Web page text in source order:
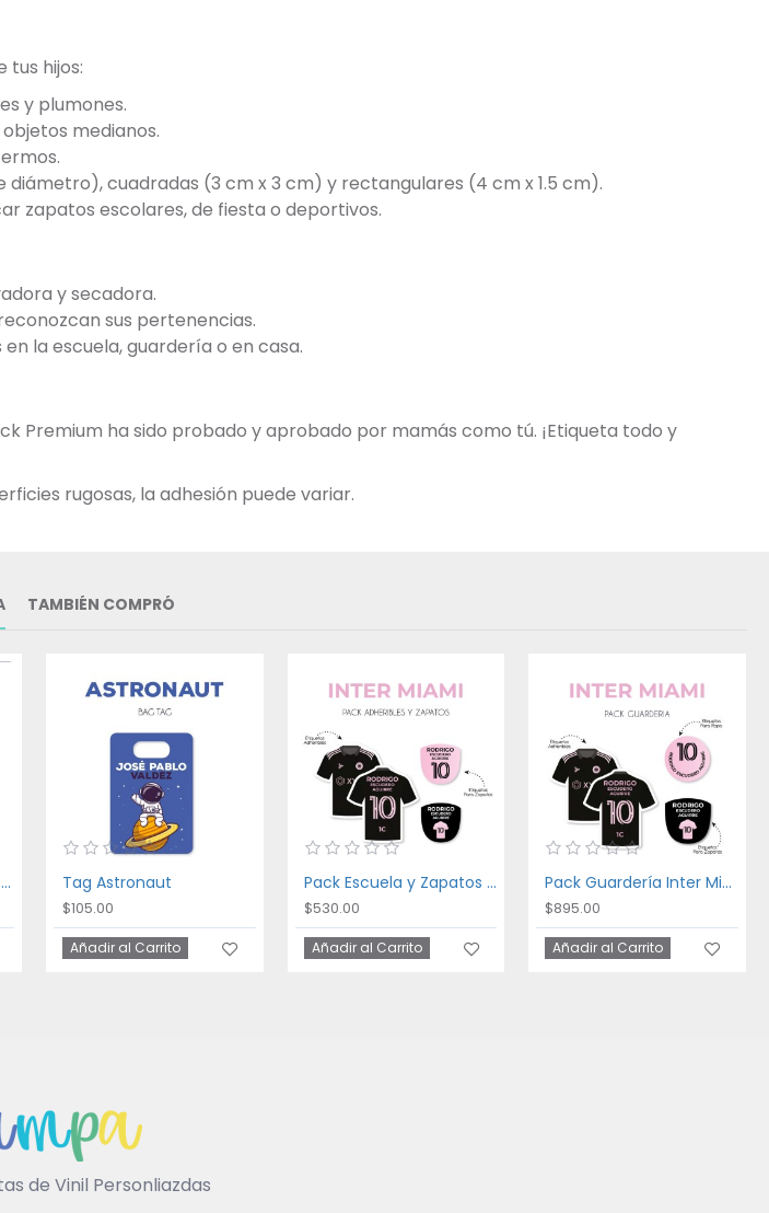
tus hijos:
y plumones.
medianos.
diámetro), cuadradas (3 cm x 3 cm) y rectangulares (4 cm x 1.5 cm).
zapatos escolares, de fiesta o deportivos.
y secadora.
sus pertenencias.
la escuela, guardería o en casa.
Premium ha sido probado y aprobado por mamás como tú. ¡Etiqueta todo y
rugosas, la adhesión puede variar.
TAMBIÉN COMPRÓ
Pack Ropa y Zapatos Astronaut Tag Astronaut
$105.00
Añadir al Carrito
Pack Escuela y Zapatos Inter Miami
$530.00
Añadir al Carrito
Pack Guardería Inter Miami
$895.00
Añadir al Carrito
de Vinil Personliazdas